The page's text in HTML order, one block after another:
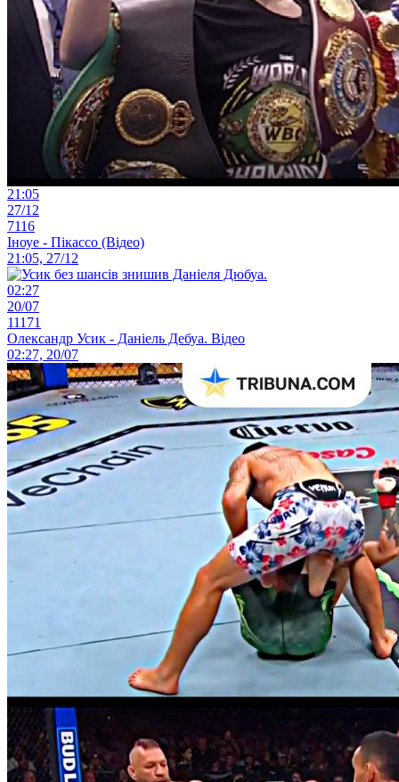
21:05
27/12
7116
Іноуе - Пікассо (Відео)
21:05, 27/12
02:27
20/07
11171
Олександр Усик - Даніель Дебуа. Відео
02:27, 20/07